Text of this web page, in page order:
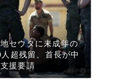
セウタに未成年の
超残留、首長が中
援要請